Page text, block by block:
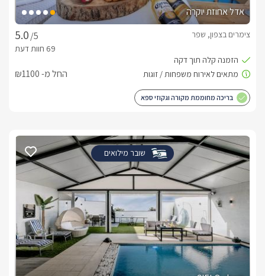
אדל אחוזת יוקרה
/5
צימרים בצפון, שפר
החל מ- ₪1100
בריכה מחוממת מקורה וגקוזי ספא
שובר מילואים